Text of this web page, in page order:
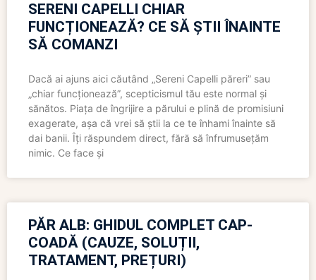
SERENI CAPELLI CHIAR
FUNCȚIONEAZĂ? CE SĂ ȘTII ÎNAINTE
SĂ COMANZI
Dacă ai ajuns aici căutând „Sereni Capelli păreri” sau
„chiar funcționează”, scepticismul tău este normal și
sănătos. Piața de îngrijire a părului e plină de promisiuni
exagerate, așa că vrei să știi la ce te înhami înainte să
dai banii. Îți răspundem direct, fără să înfrumusețăm
nimic. Ce face și
PĂR ALB: GHIDUL COMPLET CAP-
COADĂ (CAUZE, SOLUȚII,
TRATAMENT, PREȚURI)